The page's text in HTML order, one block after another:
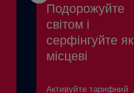
Подорожуйте
світом і
серфінгуйте як
місцеві
Активуйте тарифний